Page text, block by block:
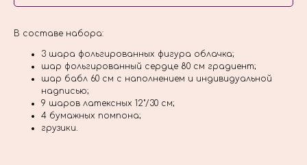
В составе набора:
3 шара фольгированных фигура облачка;
шар фольгированный сердце 80 см градиент;
шар бабл 60 см с наполнением и индивидуальной
надписью;
9 шаров латексных 12"/30 см;
4 бумажных помпона;
грузики.